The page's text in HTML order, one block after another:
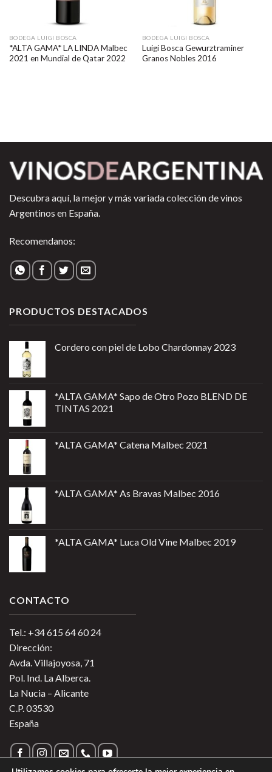
BODEGA LUIGI BOSCA
*ALTA GAMA* LA LINDA Malbec
2021 en Mundial de Qatar 2022
BODEGA LUIGI BOSCA
Luigi Bosca Gewurztraminer
Granos Nobles 2016
Descubra aquí, la mejor y más variada colección de vinos
Argentinos en España.
Recomendanos:
PRODUCTOS DESTACADOS
Cordero con piel de Lobo Chardonnay 2023
*ALTA GAMA* Sapo de Otro Pozo BLEND DE
TINTAS 2021
*ALTA GAMA* Catena Malbec 2021
*ALTA GAMA* As Bravas Malbec 2016
*ALTA GAMA* Luca Old Vine Malbec 2019
CONTACTO
Tel.: +34 615 64 60 24
Dirección:
Avda. Villajoyosa, 71
Pol. Ind. La Alberca.
La Nucia – Alicante
C.P. 03530
España